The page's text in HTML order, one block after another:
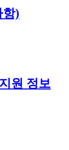
항)
원 정보